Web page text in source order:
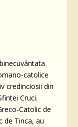
catolice
credinciosii din
Cruci.
Catolic de
de Tinca, au